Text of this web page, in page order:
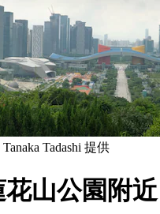
Tadashi 提供
山公園附